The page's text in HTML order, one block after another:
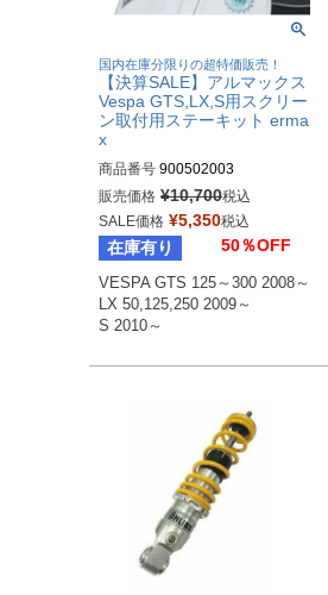
国内在庫分限りの超特価販売！
【決算SALE】アルマックス
Vespa GTS,LX,S用スクリー
ン取付用ステーキット erma
x
商品番号 900502003
販売価格 ¥10,700税込
SALE価格 ¥5,350税込
在庫有り 50％OFF
VESPA GTS 125～300 2008～
LX 50,125,250 2009～
S 2010～